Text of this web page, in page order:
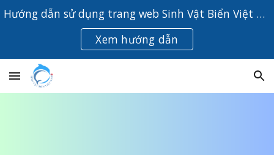
Skip to main content Skip to navigation
Hướng dẫn sử dụng trang web Sinh Vật Biển Việt Nam
Xem hướng dẫn